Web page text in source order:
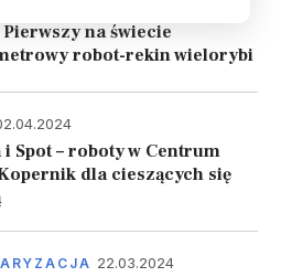
na świecie
robot-rekin wielorybi
i Spot – roboty w Centrum
dla cieszących się
22.03.2024